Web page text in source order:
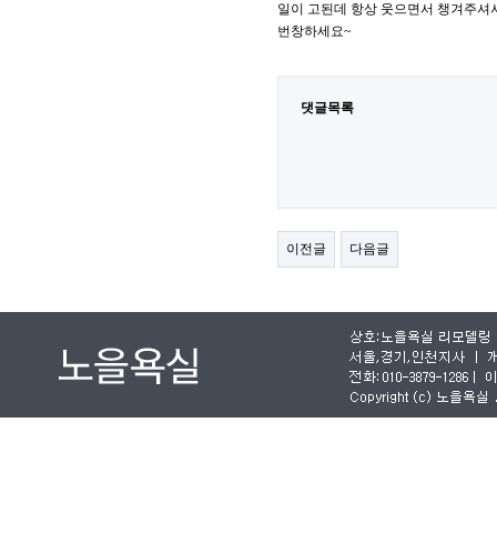
일이 고된데 항상 웃으면서 챙겨주셔
번창하세요~
댓글목록
이전글 다음글